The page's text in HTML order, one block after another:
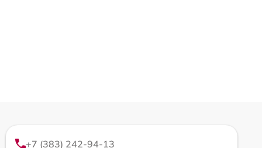
+7 (383) 242-94-13